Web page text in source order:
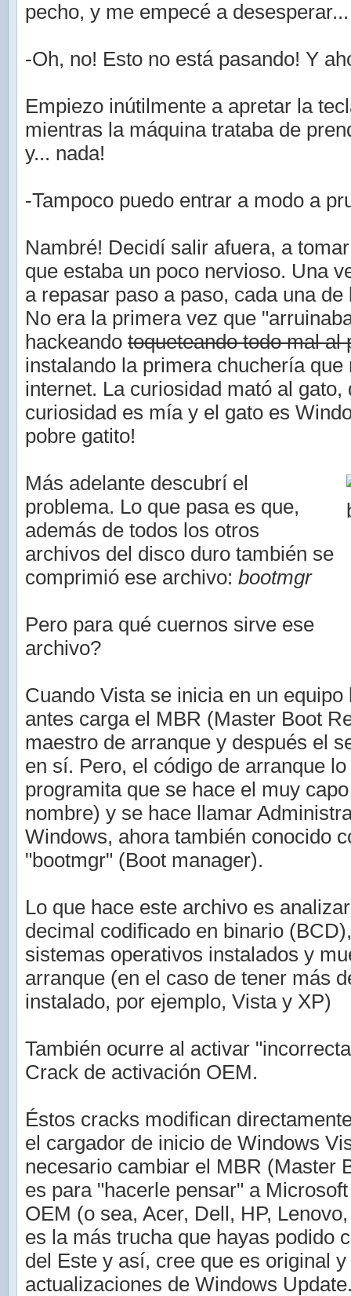
pecho, y me empecé a desesperar...
-Oh, no! Esto no está pasando! Y
Empiezo inútilmente a apretar la
mientras la máquina trataba de
y... nada!
-Tampoco puedo entrar a modo a
Nambré! Decidí salir afuera, a
que estaba un poco nervioso. Una
a repasar paso a paso, cada una
No era la primera vez que
hackeando toqueteando todo mal al
instalando la primera chuchería que
internet. La curiosidad mató al gato,
curiosidad es mía y el gato es
pobre gatito!
Más adelante descubrí el
problema. Lo que pasa es que,
además de todos los otros
archivos del disco duro también se
comprimió ese archivo: bootmgr
Pero para qué cuernos sirve ese
archivo?
Cuando Vista se inicia en un
antes carga el MBR (Master Boot
maestro de arranque y después el
en sí. Pero, el código de arranque
programita que se hace el muy
nombre) y se hace llamar
Windows, ahora también conocido
"bootmgr" (Boot manager).
Lo que hace este archivo es
decimal codificado en binario
sistemas operativos instalados y
arranque (en el caso de tener más
instalado, por ejemplo, Vista y XP)
También ocurre al activar
Crack de activación OEM.
Éstos cracks modifican
el cargador de inicio de Windows
necesario cambiar el MBR (Master
es para "hacerle pensar" a
OEM (o sea, Acer, Dell, HP,
es la más trucha que hayas podido
del Este y así, cree que es original
actualizaciones de Windows